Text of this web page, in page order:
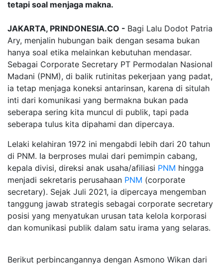
tetapi soal menjaga makna.
JAKARTA, PRINDONESIA.CO - Bagi Lalu Dodot Patria
Ary, menjalin hubungan baik dengan sesama bukan
hanya soal etika melainkan kebutuhan mendasar.
Sebagai Corporate Secretary PT Permodalan Nasional
Madani (PNM), di balik rutinitas pekerjaan yang padat,
ia tetap menjaga koneksi antarinsan, karena di situlah
inti dari komunikasi yang bermakna bukan pada
seberapa sering kita muncul di publik, tapi pada
seberapa tulus kita dipahami dan dipercaya.
Lelaki kelahiran 1972 ini mengabdi lebih dari 20 tahun
di PNM. Ia berproses mulai dari pemimpin cabang,
kepala divisi, direksi anak usaha/afiliasi PNM hingga
menjadi sekretaris perusahaan PNM (corporate
secretary). Sejak Juli 2021, ia dipercaya mengemban
tanggung jawab strategis sebagai corporate secretary
posisi yang menyatukan urusan tata kelola korporasi
dan komunikasi publik dalam satu irama yang selaras.
Berikut perbincangannya dengan Asmono Wikan dari